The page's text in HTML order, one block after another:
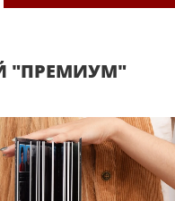
"ПРЕМИУМ"